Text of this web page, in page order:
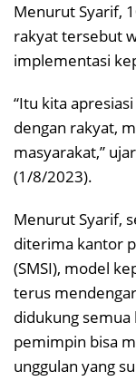
Menurut Syarif,
rakyat tersebut
implementasi
“Itu kita
dengan rakyat,
masyarakat,”
(1/8/2023).
Menurut Syarif,
diterima kantor
(SMSI), model
terus
didukung semua
pemimpin bisa
unggulan yang